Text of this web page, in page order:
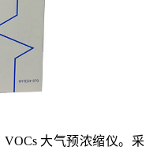
VOCs 大气预浓缩仪。采